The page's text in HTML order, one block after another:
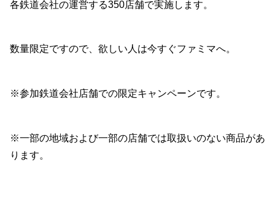
各鉄道会社の運営する350店舗で実施します。
数量限定ですので、欲しい人は今すぐファミマへ。
※参加鉄道会社店舗での限定キャンペーンです。
※一部の地域および一部の店舗では取扱いのない商品があ
ります。